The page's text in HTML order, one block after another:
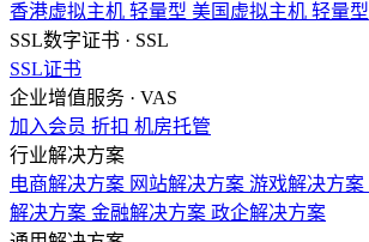
香港虚拟主机 轻量型 美国虚拟主机 轻量型
SSL数字证书 · SSL
SSL证书
企业增值服务 · VAS
加入会员 折扣 机房托管
行业解决方案
电商解决方案 网站解决方案 游戏解决方案
解决方案 金融解决方案 政企解决方案